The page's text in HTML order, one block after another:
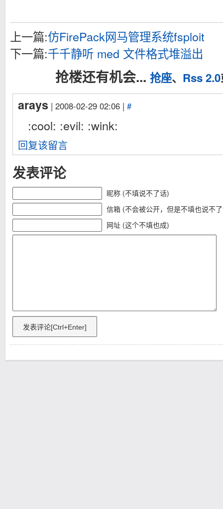
上一篇:仿FirePack网马管理系统fsploit
下一篇:千千静听 med 文件格式堆溢出
抢楼还有机会... 抢座、 Rss 2.0
arays | 2008-02-29 02:06 | #
:cool: :evil: :wink:
回复该留言
发表评论
昵称 (不填说不了话)
信箱 (不会被公开，但是不填也说不
网址 (这个不填也成)